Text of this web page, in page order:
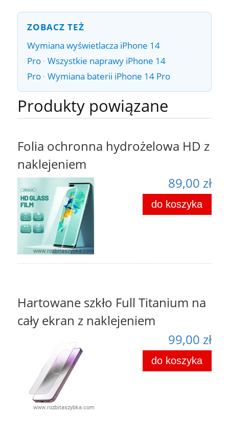
ZOBACZ TEŻ
Wymiana wyświetlacza iPhone 14
Pro · Wszystkie naprawy iPhone 14
Pro · Wymiana baterii iPhone 14 Pro
Produkty powiązane
Folia ochronna hydrożelowa HD z
naklejeniem
89,00 zł
do koszyka
Hartowane szkło Full Titanium na
cały ekran z naklejeniem
99,00 zł
do koszyka